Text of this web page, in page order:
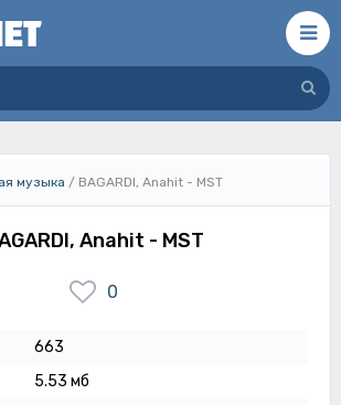
музыка / BAGARDI, Anahit - MST
Anahit - MST
0
663
5.53 мб